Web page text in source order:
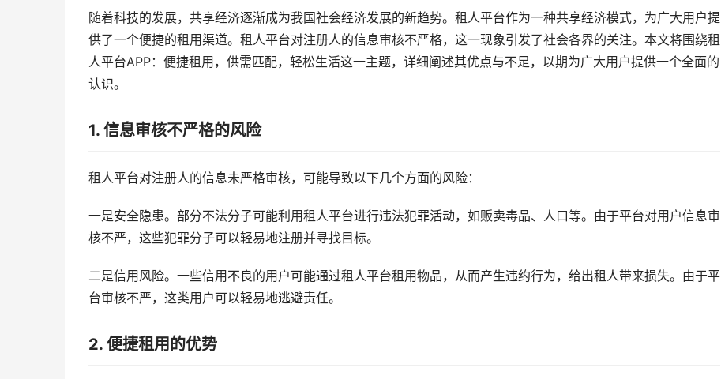
随着科技的发展，共享经济逐渐成为我国社会经济发展的新趋势。租人平台作为一种共享经济模式，为广大用户提
供了一个便捷的租用渠道。租人平台对注册人的信息审核不严格，这一现象引发了社会各界的关注。本文将围绕租
人平台APP：便捷租用，供需匹配，轻松生活这一主题，详细阐述其优点与不足，以期为广大用户提供一个全面的
认识。
1. 信息审核不严格的风险
租人平台对注册人的信息未严格审核，可能导致以下几个方面的风险：
一是安全隐患。部分不法分子可能利用租人平台进行违法犯罪活动，如贩卖毒品、人口等。由于平台对用户信息审
核不严，这些犯罪分子可以轻易地注册并寻找目标。
二是信用风险。一些信用不良的用户可能通过租人平台租用物品，从而产生违约行为，给出租人带来损失。由于平
台审核不严，这类用户可以轻易地逃避责任。
2. 便捷租用的优势